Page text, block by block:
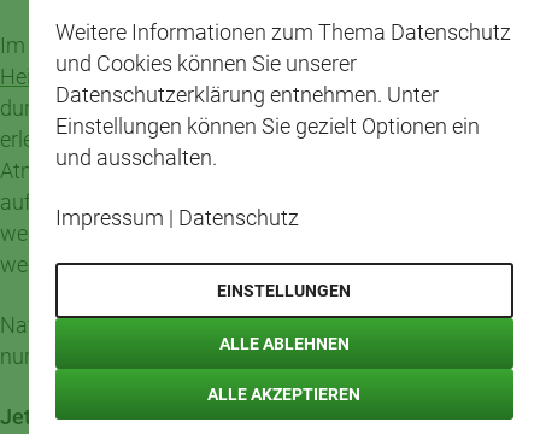
Im Rahmen eines gemeinsamen Projekts vonDHBW
Heilbronn x CAP führen wir aktuell eine Kundenbefragung
durch. Wir wollen besser verstehen, wie der CAP-Markt
erlebt wird – von Sortiment und Service bis hin zur
Atmosphäre im Markt. Stärken erkennen, Potenziale
aufdecken sowie Angebot und Service gezielt
weiterentwickeln – dafür ist Ihre Meinung besonders
wertvoll.
Natürlich ist Ihre Teilnahme freiwillig, anonym und dauert
nur ca. 5–7 Minuten.
Jetzt mitmachen und helfen!
Weitere Informationen zum Thema Datenschutz
und Cookies können Sie unserer
Datenschutzerklärung entnehmen. Unter
Einstellungen können Sie gezielt Optionen ein
und ausschalten.
Impressum | Datenschutz
EINSTELLUNGEN
ALLE ABLEHNEN
ALLE AKZEPTIEREN